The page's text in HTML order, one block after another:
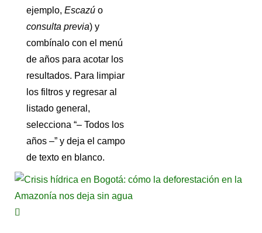
ejemplo, Escazúo
consulta previa) y
combínalo con el menú
de años para acotar los
resultados. Para limpiar
los filtros y regresar al
listado general,
selecciona “– Todos los
años –” y deja el campo
de texto en blanco.